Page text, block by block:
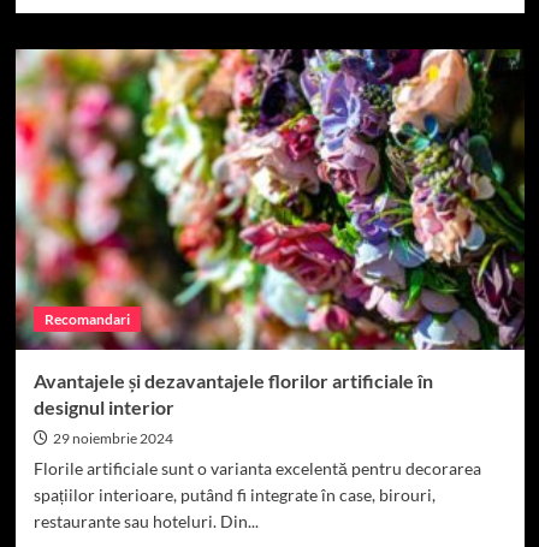
Electrocasnice
fără
de
care
ne-
ar
foarte
greu
să
ne
imaginăm
viața
Recomandari
Avantajele și dezavantajele florilor artificiale în
designul interior
29 noiembrie 2024
Florile artificiale sunt o varianta excelentă pentru decorarea
spațiilor interioare, putând fi integrate în case, birouri,
restaurante sau hoteluri. Din...